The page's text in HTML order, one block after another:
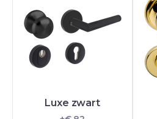
Luxe zwart